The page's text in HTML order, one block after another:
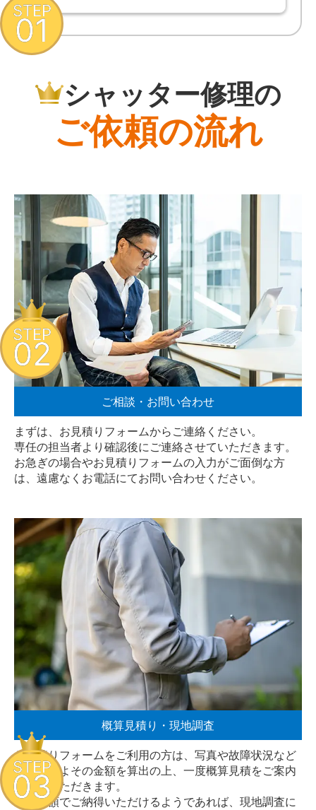
シャッター修理の
ご依頼の流れ
STEP
01
ご相談・お問い合わせ
まずは、お見積りフォームからご連絡ください。
専任の担当者より確認後にご連絡させていただきます。
お急ぎの場合やお見積りフォームの入力がご面倒な方
は、遠慮なく お電話にてお問い合わせください。
STEP
02
概算見積り・現地調査
お見積りフォームをご利用の方は、写真や故障状況など
からおおよその金額を算出の上、一度概算見積をご案内
させていただきます。
その金額でご納得いただけるようであれば、現地調査に
STEP
03